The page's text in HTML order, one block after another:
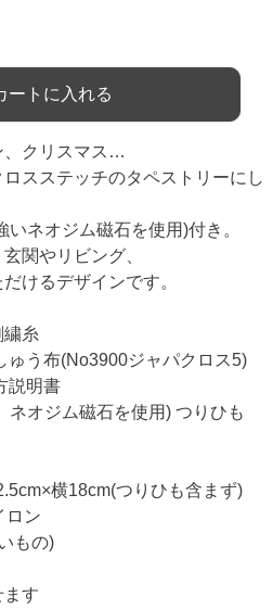
ートに入れる
、クリスマス…
スステッチのタペストリーにし
ネオジム磁石を使用)付き。
関やリビング、
けるデザインです。
糸
ゅう布(No3900ジャパクロス5)
説明書
ネオジム磁石を使用) つりひも
横18cm(つりひも含まず)
ロン
もの)
す